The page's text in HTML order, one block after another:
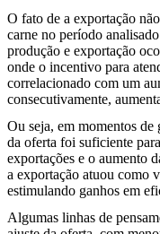
O fato de a exportação
carne no período
produção e exportação
onde o incentivo para
correlacionado com um
consecutivamente,
Ou seja, em momentos
da oferta foi suficiente
exportações e o aumento
a exportação atuou como
estimulando ganhos em
Algumas linhas de